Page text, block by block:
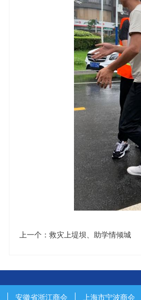
上一个：救灾上堤坝、助学情倾城
安徽省浙江商会 上海市宁波商会